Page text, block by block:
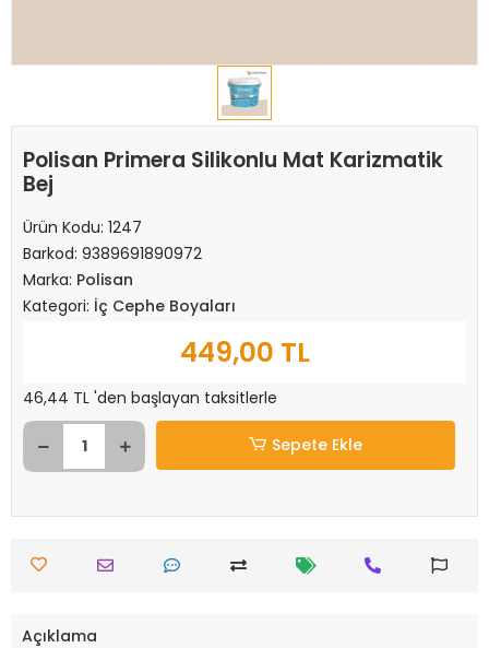
Polisan Primera Silikonlu Mat Karizmatik
Bej
Ürün Kodu: 1247
Barkod: 9389691890972
Marka: Polisan
Kategori: İç Cephe Boyaları
449,00 TL
46,44 TL 'den başlayan taksitlerle
Sepete Ekle
Açıklama